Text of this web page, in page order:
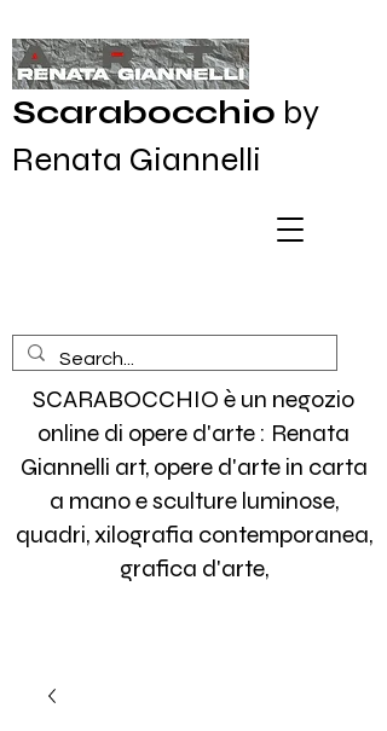
Scarabocchio by
Renata Giannelli
SCARABOCCHIO è un negozio
online di opere d'arte : Renata
Giannelli art, opere d'arte in carta
a mano e sculture luminose,
quadri, xilografia contemporanea,
grafica d'arte,